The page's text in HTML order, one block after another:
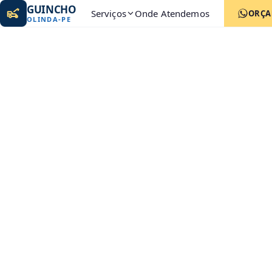
GUINCHO
OLINDA-PE Serviços Onde Atendemos